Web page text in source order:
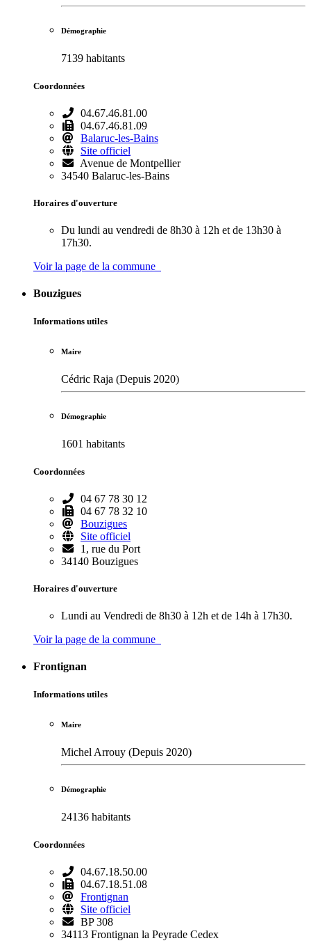
Démographie
7139 habitants
Coordonnées
04.67.46.81.00
04.67.46.81.09
Balaruc-les-Bains
Site officiel
Avenue de Montpellier
34540 Balaruc-les-Bains
Horaires d'ouverture
Du lundi au vendredi de 8h30 à 12h et de 13h30 à
17h30.
Voir la page de la commune
Bouzigues
Informations utiles
Maire
Cédric Raja (Depuis 2020)
Démographie
1601 habitants
Coordonnées
04 67 78 30 12
04 67 78 32 10
Bouzigues
Site officiel
1, rue du Port
34140 Bouzigues
Horaires d'ouverture
Lundi au Vendredi de 8h30 à 12h et de 14h à 17h30.
Voir la page de la commune
Frontignan
Informations utiles
Maire
Michel Arrouy (Depuis 2020)
Démographie
24136 habitants
Coordonnées
04.67.18.50.00
04.67.18.51.08
Frontignan
Site officiel
BP 308
34113 Frontignan la Peyrade Cedex